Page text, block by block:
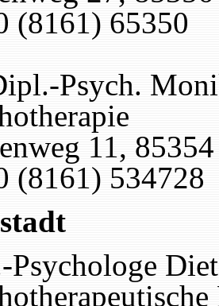
(8161) 65350
Psych.
11,
(8161) 534728
Psychologe